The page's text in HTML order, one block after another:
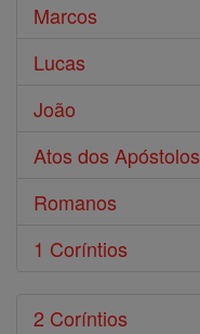
Marcos
Lucas
João
Atos dos Apóstolos
Romanos
1 Coríntios
2 Coríntios